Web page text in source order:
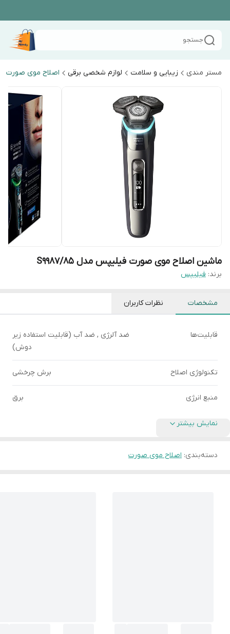
جستجو
مستر مندی زیبایی و سلامت لوازم شخصی برقی اصلاح موی صورت
ماشین اصلاح موی صورت فیلیپس مدل S9987/85
برند: فیلیپس
مشخصات نظرات کاربران
قابلیت‌ها
ضد آلرژی , ضد آب (قابلیت استفاده زیر
دوش)
تکنولوژی اصلاح برش چرخشی
منبع انرژی برق
نمایش بیشتر
دسته‌بندی: اصلاح موی صورت